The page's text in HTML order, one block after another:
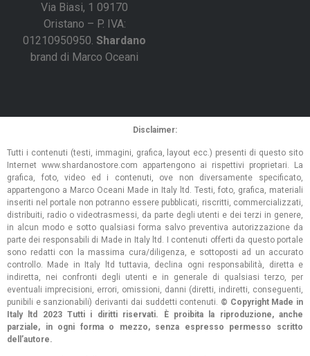
Via Biasi, 1 09170
Oristano – P. IVA:
01210950950. Shardano
brand di Marco Oceani
Disclaimer:
Tutti i contenuti (testi, immagini, grafica, layout ecc.) presenti di questo sito
Internet www.shardanostore.com appartengono ai rispettivi proprietari. La
grafica, foto, video ed i contenuti, ove non diversamente specificato,
appartengono a Marco Oceani Made in Italy ltd. Testi, foto, grafica, materiali
inseriti nel portale non potranno essere pubblicati, riscritti, commercializzati,
distribuiti, radio o videotrasmessi, da parte degli utenti e dei terzi in genere,
in alcun modo e sotto qualsiasi forma salvo preventiva autorizzazione da
parte dei responsabili di Made in Italy ltd. I contenuti offerti da questo portale
sono redatti con la massima cura/diligenza, e sottoposti ad un accurato
controllo. Made in Italy ltd tuttavia, declina ogni responsabilità, diretta e
indiretta, nei confronti degli utenti e in generale di qualsiasi terzo, per
eventuali imprecisioni, errori, omissioni, danni (diretti, indiretti, conseguenti,
punibili e sanzionabili) derivanti dai suddetti contenuti. © Copyright Made in
Italy ltd 2023 Tutti i diritti riservati. È proibita la riproduzione, anche
parziale, in ogni forma o mezzo, senza espresso permesso scritto
dell’autore.